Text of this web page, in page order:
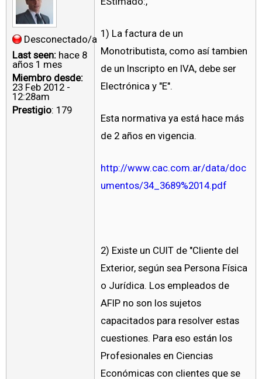
Desconectado/a
Last seen: hace 8
años 1 mes
Miembro desde:
23 Feb 2012 -
12:28am
Prestigio: 179
1) La factura de un
Monotributista, como así tambien
de un Inscripto en IVA, debe ser
Electrónica y "E".
Esta normativa ya está hace más
de 2 años en vigencia.
http://www.cac.com.ar/data/doc
umentos/34_3689%2014.pdf
2) Existe un CUIT de "Cliente del
Exterior, según sea Persona Física
o Jurídica. Los empleados de
AFIP no son los sujetos
capacitados para resolver estas
cuestiones. Para eso están los
Profesionales en Ciencias
Económicas con clientes que se